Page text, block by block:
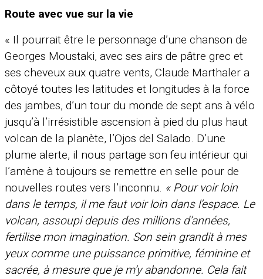
Route avec vue sur la vie
« Il pourrait être le personnage d’une chanson de
Georges Moustaki, avec ses airs de pâtre grec et
ses cheveux aux quatre vents, Claude Marthaler a
côtoyé toutes les latitudes et longitudes à la force
des jambes, d’un tour du monde de sept ans à vélo
jusqu’à l’irrésistible ascension à pied du plus haut
volcan de la planète, l’Ojos del Salado. D’une
plume alerte, il nous partage son feu intérieur qui
l’amène à toujours se remettre en selle pour de
nouvelles routes vers l’inconnu. « Pour voir loin
dans le temps, il me faut voir loin dans l’espace. Le
volcan, assoupi depuis des millions d’années,
fertilise mon imagination. Son sein grandit à mes
yeux comme une puissance primitive, féminine et
sacrée, à mesure que je m’y abandonne. Cela fait